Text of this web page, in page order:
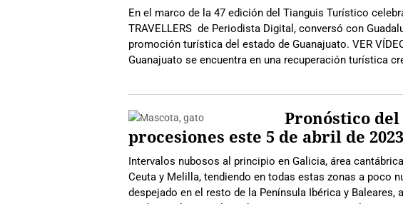
En el marco de la 47 edición del Tianguis Turístico
TRAVELLERS de Periodista Digital, conversó con
promoción turística del estado de Guanajuato. VER
Guanajuato se encuentra en una recuperación turística
Pronóstico
procesiones este 5 de abril de 2023
Intervalos nubosos al principio en Galicia, área
Ceuta y Melilla, tendiendo en todas estas zonas a poco
despejado en el resto de la Península Ibérica y Baleares,